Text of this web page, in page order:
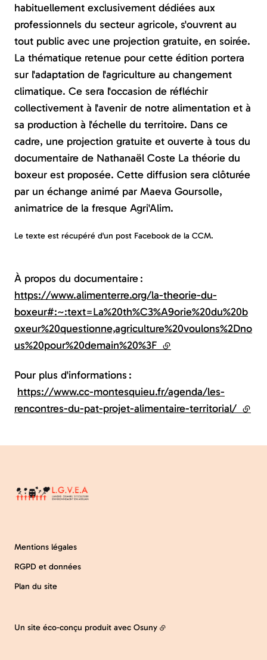
habituellement exclusivement dédiées aux
professionnels du secteur agricole, s'ouvrent au
tout public avec une projection gratuite, en soirée.
La thématique retenue pour cette édition portera
sur l'adaptation de l'agriculture au changement
climatique. Ce sera l'occasion de réfléchir
collectivement à l'avenir de notre alimentation et à
sa production à l'échelle du territoire. Dans ce
cadre, une projection gratuite et ouverte à tous du
documentaire de Nathanaël Coste La théorie du
boxeur est proposée. Cette diffusion sera clôturée
par un échange animé par Maeva Goursolle,
animatrice de la fresque Agri'Alim.
Le texte est récupéré d'un post Facebook de la CCM.
À propos du documentaire :
https://www.alimenterre.org/la-theorie-du-
boxeur#:~:text=La%20th%C3%A9orie%20du%20b
oxeur%20questionne,agriculture%20voulons%2Dno
us%20pour%20demain%20%3F (lien externe)
Pour plus d'informations :
https://www.cc-montesquieu.fr/agenda/les-
rencontres-du-pat-projet-alimentaire-territorial/ (lien
Mentions légales
RGPD et données
Plan du site
Un site éco-conçu produit avec Osuny